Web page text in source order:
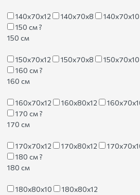
140х70х12 140х70х8
140х70х10
150 см?
150 см
150х70х12 150х70х8
150х70х10
160 см?
160 см
160х70х12 160х80х12
170 см?
170 см
170х70х12 170х80х12
180 см?
180 см
180х80х10
180х80х12